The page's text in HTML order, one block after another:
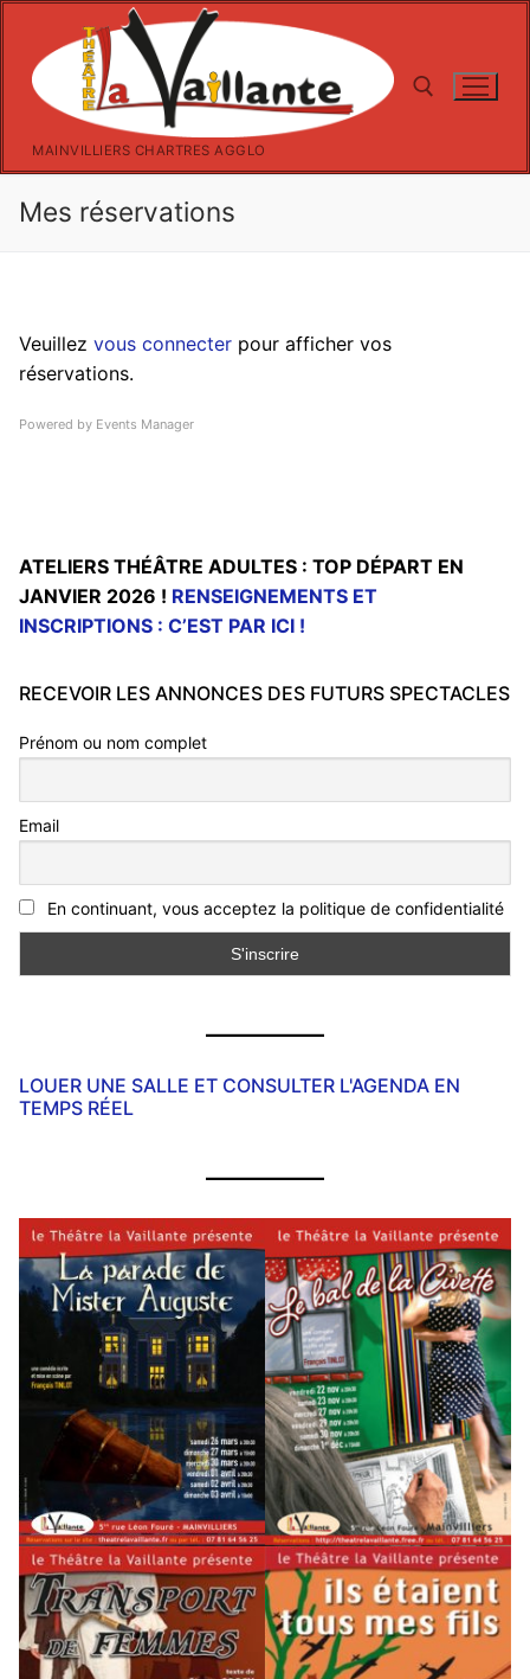
contenu
MAINVILLIERS CHARTRES AGGLO
Mes réservations
Veuillez vous connecter pour afficher vos
réservations.
Powered by Events Manager
ATELIERS THÉÂTRE ADULTES : TOP DÉPART EN
JANVIER 2026 ! RENSEIGNEMENTS ET
INSCRIPTIONS : C’EST PAR ICI !
RECEVOIR LES ANNONCES DES FUTURS SPECTACLES
Prénom ou nom complet
Email
En continuant, vous acceptez la politique de confidentialité
LOUER UNE SALLE ET CONSULTER L'AGENDA EN
TEMPS RÉEL